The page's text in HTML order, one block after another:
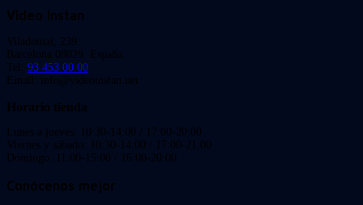
Video Instan
Viladomat, 239
Barcelona 08029. España.
Tel: 93 453 00 00
Email: info@videoinstan.net
Horario tienda
Lunes a jueves: 10:30-14:00 / 17:00-20:00
Viernes y sábado: 10:30-14:00 / 17:00-21:00
Domingo: 11:00-15:00 / 16:00-20:00
Conócenos mejor